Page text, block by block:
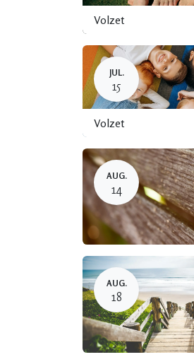
Volzet
JUL.
15
Volzet
AUG.
14
AUG.
18